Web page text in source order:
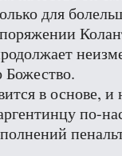
для
Божество.
в основе,
по-